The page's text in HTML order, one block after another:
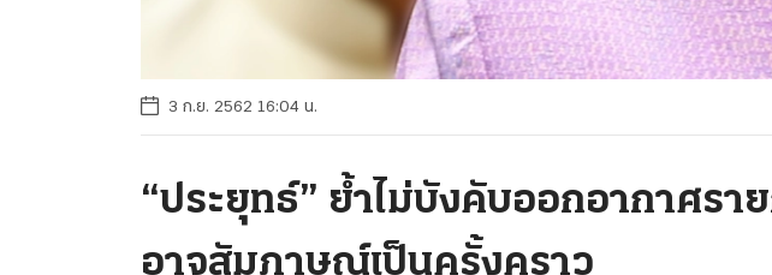
3 ก.ย. 2562 16:04 น.
“ประยุทธ์” ย้ำไม่บังคับออกอากาศรา
อาจสัมภาษณ์เป็นครั้งคราว